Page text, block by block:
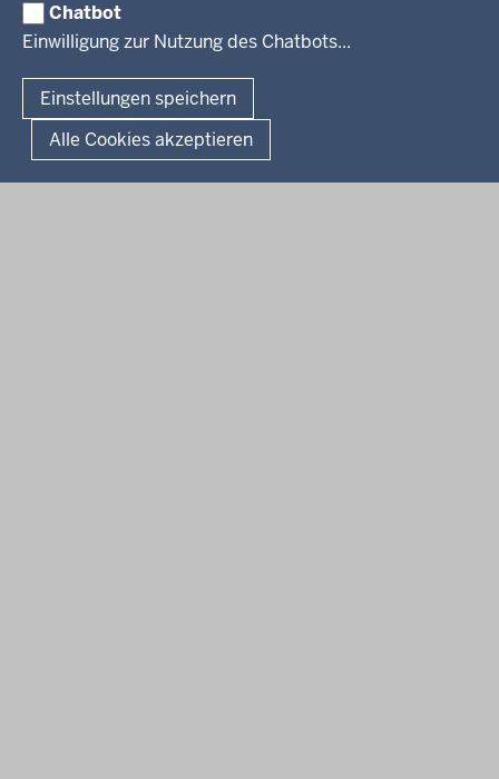
Chatbot
Einwilligung zur Nutzung des Chatbots...
Einstellungen speichern
Alle Cookies akzeptieren
Verfahrensübersichten
Überwachung umweltrelevanter Anlagen
© 2026 Bezirksregierung Köln
Organisationsplan
Lizenzbedingungen Geobasis NRW
Dokumente und Ressourcen
Kontakt